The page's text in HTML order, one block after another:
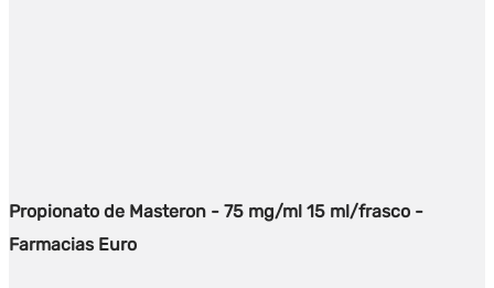
Propionato de Masteron - 75 mg/ml 15 ml/frasco -
Farmacias Euro